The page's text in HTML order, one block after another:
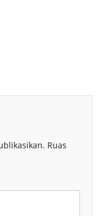
Ruas